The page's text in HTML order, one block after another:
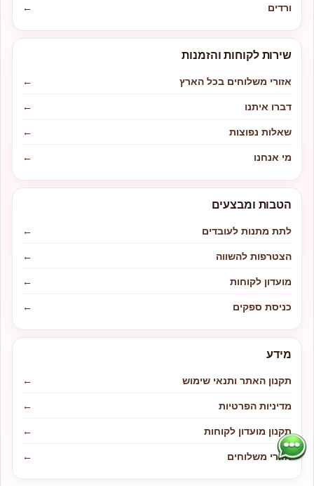
ורדים
←
שירות לקוחות והזמנות
אזורי משלוחים בכל הארץ
←
דברו איתנו
←
שאלות נפוצות
←
מי אנחנו
←
הטבות ומבצעים
לתת מתנות לעובדים
←
הצטרפות להשווה
←
מועדון לקוחות
←
כניסת ספקים
←
מידע
תקנון האתר ותנאי שימוש
←
מדיניות הפרטיות
←
תקנון מועדון לקוחות
←
אזורי משלוחים
←